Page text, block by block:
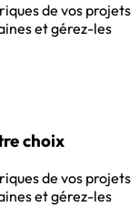
de vos projets
et gérez-les
choix
de vos projets
et gérez-les